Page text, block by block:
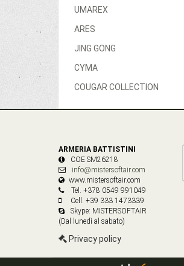
UMAREX
ARES
JING GONG
CYMA
COUGAR COLLECTION
ARMERIA BATTISTINI
COE SM26218
info@mistersoftair.com
www.mistersoftair.com
Tel. +378 0549 991049
Cell. +39 333 1473339
Skype: MISTERSOFTAIR
(Dal lunedì al sabato)
Privacy policy